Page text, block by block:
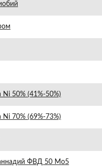
Ni 50% (41%-50%)
Ni 70% (69%-73%)
ФВД 50 Мо5